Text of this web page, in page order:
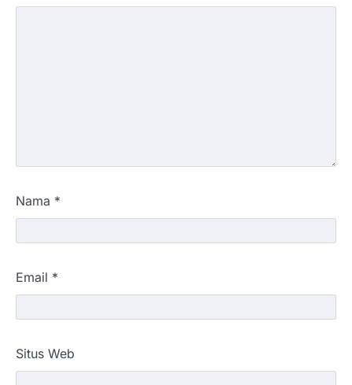
Nama *
Email *
Situs Web